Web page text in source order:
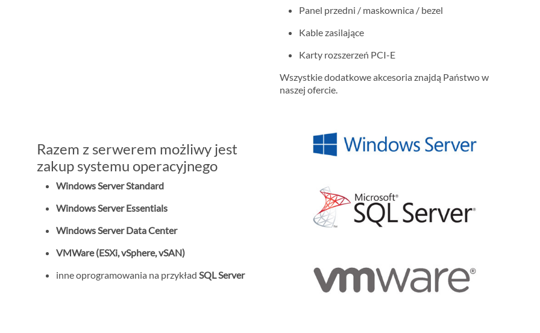
Panel przedni / maskownica / bezel
Kable zasilające
Karty rozszerzeń PCI-E
Wszystkie dodatkowe akcesoria znajdą Państwo w
naszej ofercie.
Razem z serwerem możliwy jest
zakup systemu operacyjnego
Windows Server Standard
Windows Server Essentials
Windows Server Data Center
VMWare (ESXi, vSphere, vSAN)
inne oprogramowania na przykład SQL Server